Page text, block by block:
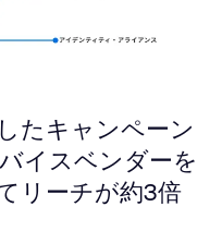
たキャンペーン
イスベンダーを
リーチが約3倍